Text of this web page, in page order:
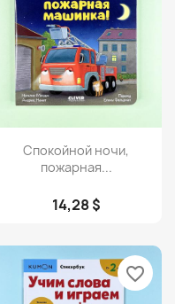
Просмотр
Спокойной ночи,
пожарная...
14,28 $
favorite_border